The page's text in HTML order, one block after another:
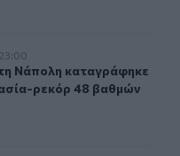
θερμοκρασία-ρεκόρ
23:00
Νάπολη καταγράφηκε
Νάπολη καταγράφηκε
ρεκόρ 48 βαθμών